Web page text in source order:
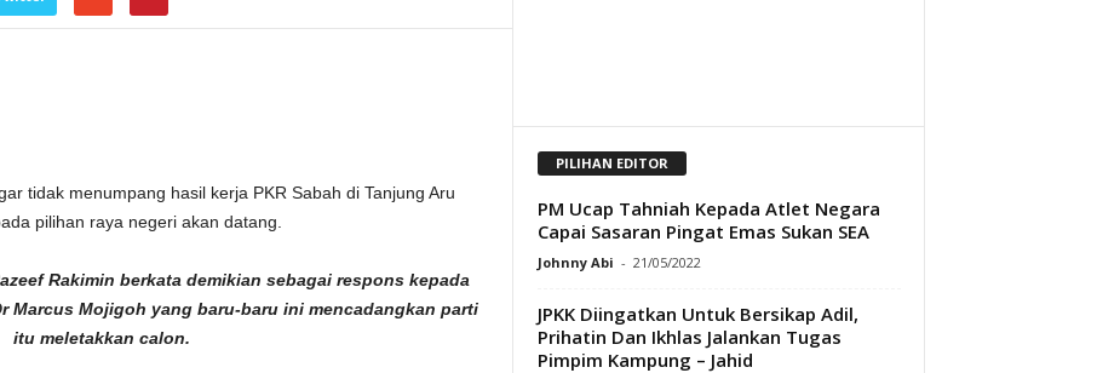
tidak menumpang hasil kerja PKR Sabah di Tanjung Aru
pilihan raya negeri akan datang.
Rakimin berkata demikian sebagai respons kepada
Marcus Mojigoh yang baru-baru ini mencadangkan parti
itu meletakkan calon.
PILIHAN EDITOR
PM Ucap Tahniah Kepada Atlet Negara
Capai Sasaran Pingat Emas Sukan SEA
Johnny Abi - 21/05/2022
JPKK Diingatkan Untuk Bersikap Adil,
Prihatin Dan Ikhlas Jalankan Tugas
Pimpim Kampung – Jahid